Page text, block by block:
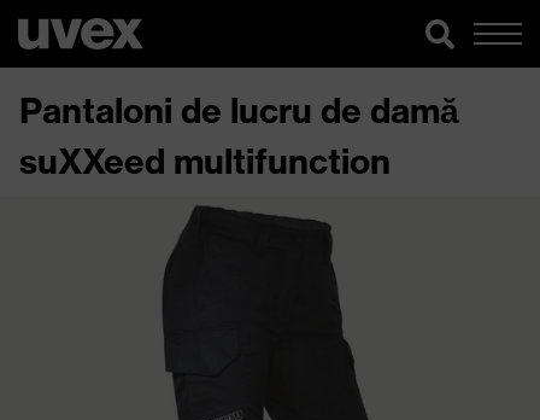
Pantaloni de lucru de damă
suXXeed multifunction